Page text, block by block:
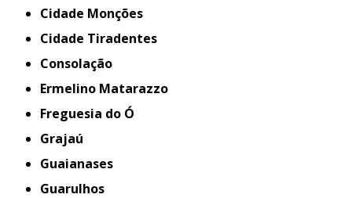
Cidade Monções
Cidade Tiradentes
Consolação
Ermelino Matarazzo
Freguesia do Ó
Grajaú
Guaianases
Guarulhos